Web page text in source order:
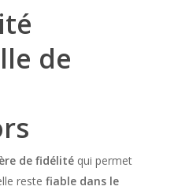
de
de fidélité qui permet
reste fiable dans le